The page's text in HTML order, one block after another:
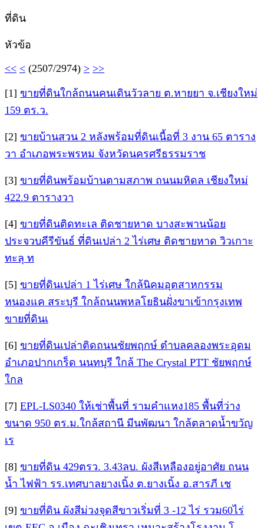
ที่ดิน
หัวข้อ
<< < (2507/2974) > >>
[1] ขายที่ดินใกล้ถนนคนเดินวัวลาย ต.หายยา จ.เชียงใหม่
159 ตร.ว.
[2] ขายบ้านสวน 2 หลังพร้อมที่ดินเนื้อที่ 3 งาน 65 ตาราง
วา อำเภอพระพรหม จังหวัดนครศรีธรรมราช
[3] ขายที่ดินพร้อมบ้านตามสภาพ ถนนมหิดล เชียงใหม่
422.9 ตารางวา
[4] ขายที่ดินติดทะเล ติดชายหาด บางสะพานน้อย
ประจวบคีรีขันธ์ ที่ดินเปล่า 2 ไร่เศษ ติดชายหาด วิวเกาะ
ทะลุ ท
[5] ขายที่ดินเปล่า 1 ไร่เศษ ใกล้นิคมอุตสาหกรรม
หนองแค สระบุรี ใกล้ถนนพหลโยธินฝั่งขาเข้ากรุงเทพ
ขายที่ดินเ
[6] ขายที่ดินเปล่าติดถนนชัยพฤกษ์ ตำบลคลองพระอุดม
อำเภอปากเกร็ด นนทบุรี ใกล้ The Crystal PTT ชัยพฤกษ์
ใกล
[7] EPL-LS0340 ให้เช่าพื้นที่ รามคำแหง185 พื้นที่ว่าง
ขนาด 950 ตร.ม.ใกล้สถานี มีนพัฒนา ใกล้ตลาดน้ำขวัญ
เร
[8] ขายที่ดิน 429ตรว. 3.43ลบ. ผังสีเหลืองอยู่อาศัย ถนน
น้ำ ไฟฟ้า รร.เทศบาลยางเนิ้ง ต.ยางเนิ้ง อ.สารภี เช
[9] ขายที่ดิน ผังสีม่วงจุดสีขาวเริ่มที่ 3 -12 ไร่ รวม60ไร่